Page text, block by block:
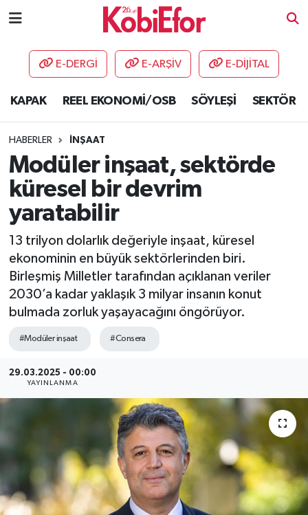
E-DERGİ E-ARŞİV E-DİJİTAL
KAPAK REEL EKONOMİ/OSB SÖYLEŞİ SEKTÖR
HABERLER İNŞAAT
Modüler inşaat, sektörde
küresel bir devrim
yaratabilir
13 trilyon dolarlık değeriyle inşaat, küresel
ekonominin en büyük sektörlerinden biri.
Birleşmiş Milletler tarafından açıklanan veriler
2030’a kadar yaklaşık 3 milyar insanın konut
bulmada zorluk yaşayacağını öngörüyor.
#Modüler inşaat #Consera
29.03.2025 - 00:00
YAYINLANMA
AKADEMİ
DESTEK-TEŞVİK
ETKİNLİK
GÜNCEL
KAPAK
OSB
SEKTÖR
ŞİRKET PANO
YAŞAM